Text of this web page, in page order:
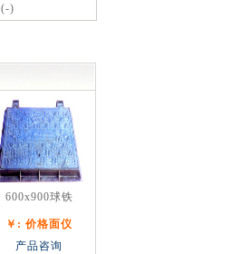
(-)
600x900球铁
￥: 价格面仪
产品咨询